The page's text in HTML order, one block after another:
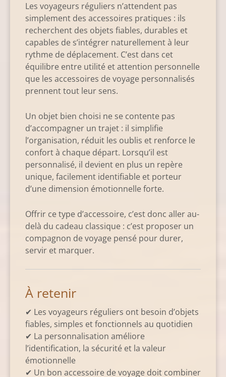
Les voyageurs réguliers n’attendent pas
simplement des accessoires pratiques : ils
recherchent des objets fiables, durables et
capables de s’intégrer naturellement à leur
rythme de déplacement. C’est dans cet
équilibre entre utilité et attention personnelle
que les accessoires de voyage personnalisés
prennent tout leur sens.
Un objet bien choisi ne se contente pas
d’accompagner un trajet : il simplifie
l’organisation, réduit les oublis et renforce le
confort à chaque départ. Lorsqu’il est
personnalisé, il devient en plus un repère
unique, facilement identifiable et porteur
d’une dimension émotionnelle forte.
Offrir ce type d’accessoire, c’est donc aller au-
delà du cadeau classique : c’est proposer un
compagnon de voyage pensé pour durer,
servir et marquer.
À retenir
✔ Les voyageurs réguliers ont besoin d’objets
fiables, simples et fonctionnels au quotidien
✔ La personnalisation améliore
l’identification, la sécurité et la valeur
émotionnelle
✔ Un bon accessoire de voyage doit combiner